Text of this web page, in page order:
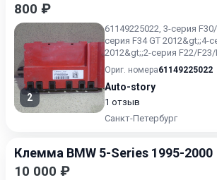
800 ₽
2
61149225022, 3-серия
серия F34 GT 2012&gt;;4-
2012&gt;;2-серия F22/
Ориг. номера61149225022
Auto-story
1 отзыв
Санкт-Петербург
Клемма BMW 5-Series 1995-2000
10 000 ₽